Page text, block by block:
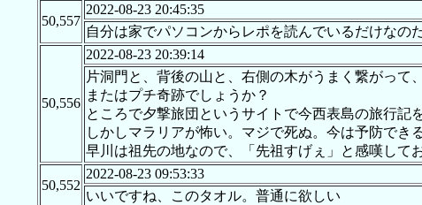
50,557
2022-08-23 20:45:35
自分は家でパソコンからレポを読んでいるだけなの
50,556
2022-08-23 20:39:14
片洞門と、背後の山と、右側の木がうまく繋がって
またはプチ奇跡でしょうか？
ところで夕撃旅団というサイトで今西表島の旅行記
しかしマラリアが怖い。マジで死ぬ。今は予防でき
早川は祖先の地なので、「先祖すげぇ」と感嘆して
50,552
2022-08-23 09:53:33
いいですね、このタオル。普通に欲しい